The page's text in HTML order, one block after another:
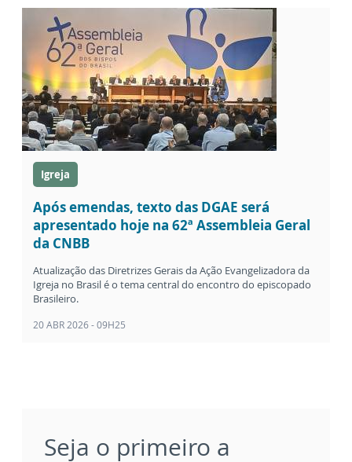
Igreja
Após emendas, texto das DGAE será
apresentado hoje na 62ª Assembleia Geral
da CNBB
Atualização das Diretrizes Gerais da Ação Evangelizadora da
Igreja no Brasil é o tema central do encontro do episcopado
Brasileiro.
20 ABR 2026 - 09H25
Seja o primeiro a